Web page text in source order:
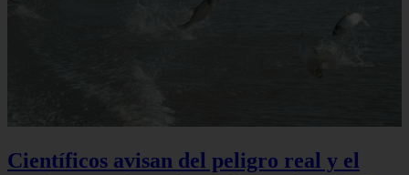
Científicos avisan del peligro real y el